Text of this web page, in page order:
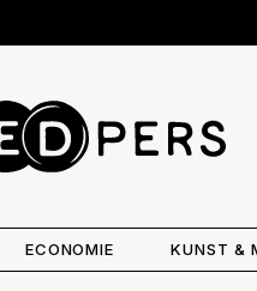
ECONOMIE KUNST &